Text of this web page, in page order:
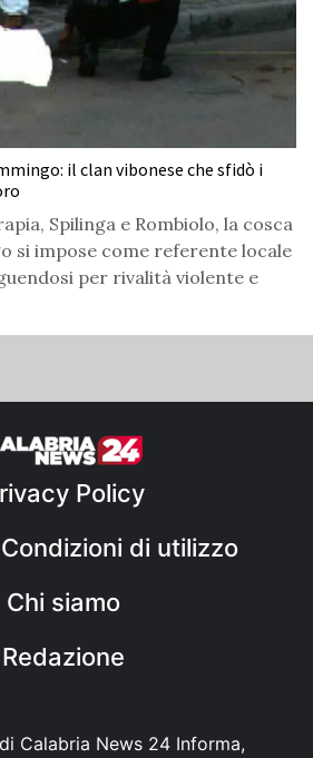
il clan vibonese che sfidò i
Spilinga e Rombiolo, la cosca
si impose come referente locale
per rivalità violente e
Policy
di utilizzo
Chi siamo
Redazione
Calabria News 24 Informa,